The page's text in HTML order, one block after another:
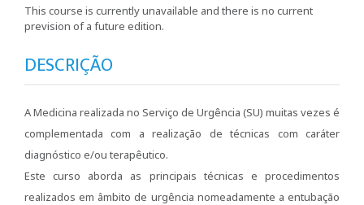
This course is currently unavailable and there is no current
prevision of a future edition.
DESCRIÇÃO
A Medicina realizada no Serviço de Urgência (SU) muitas vezes é
complementada com a realização de técnicas com caráter
diagnóstico e/ou terapêutico.
Este curso aborda as principais técnicas e procedimentos
realizados em âmbito de urgência nomeadamente a entubação